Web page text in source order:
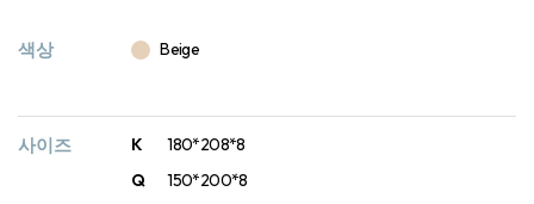
색상 Beige
사이즈 K
180*208*8
Q
150*200*8